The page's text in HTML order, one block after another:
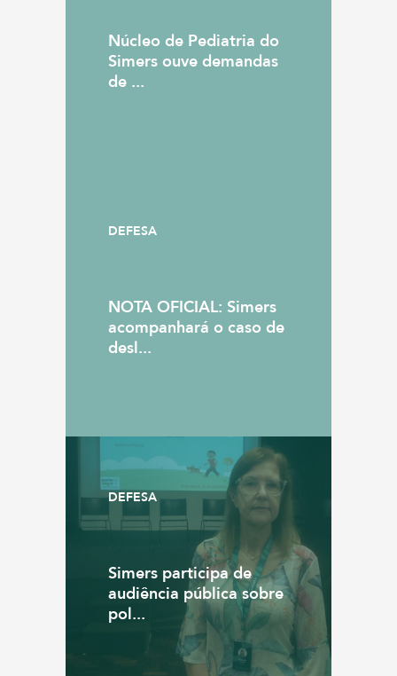
Núcleo de Pediatria do
Simers ouve demandas
de ...
DEFESA
NOTA OFICIAL: Simers
acompanhará o caso de
desl...
DEFESA
Simers participa de
audiência pública sobre
pol...